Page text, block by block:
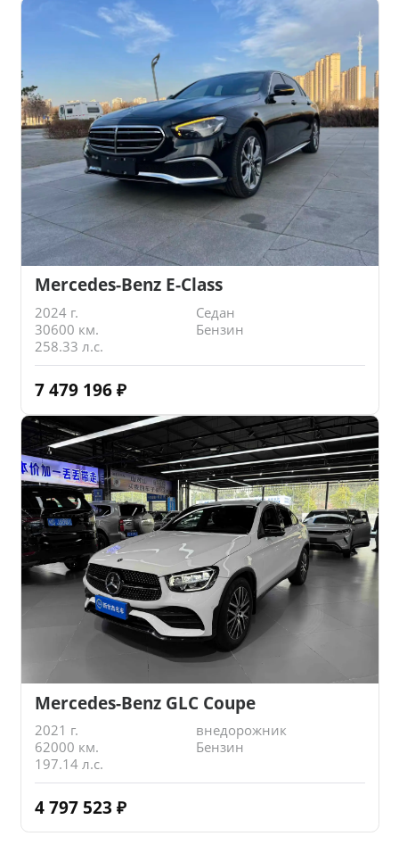
Mercedes-Benz E-Class
2024 г.
Седан
30600 км.
Бензин
258.33 л.с.
7 479 196 ₽
Mercedes-Benz GLC Coupe
2021 г.
внедорожник
62000 км.
Бензин
197.14 л.с.
4 797 523 ₽